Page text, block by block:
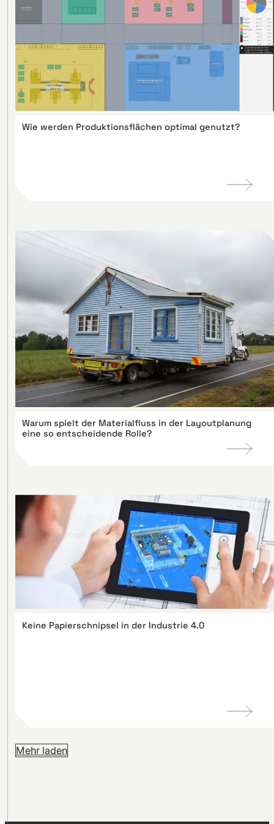
Wie werden Produktionsflächen optimal genutzt?
Warum spielt der Materialfluss in der Layoutplanung
eine so entscheidende Rolle?
Keine Papierschnipsel in der Industrie 4.0
Mehr laden